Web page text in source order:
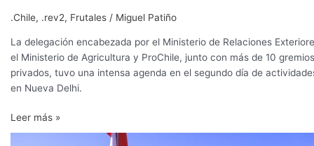
.Chile, .rev2, Frutales / Miguel Patiño
La delegación encabezada por el Ministerio de Relaciones
el Ministerio de Agricultura y ProChile, junto con más de 10 gremios
privados, tuvo una intensa agenda en el segundo día de
en Nueva Delhi.
Leer más »